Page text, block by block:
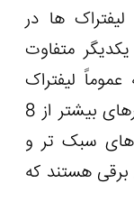
ها در
یکدیگر متفاوت
لیفتراک
های دیزلی هم هستند می توانند بارهای بیشتر از 8
های سبک تر و
هستند که